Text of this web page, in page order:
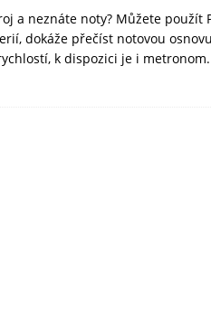
a neznáte noty? Můžete použít
dokáže přečíst notovou
k dispozici je i metronom.